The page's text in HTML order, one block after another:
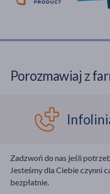
Porozmawiaj z
Zadzwoń do nas jeśli
Jesteśmy dla Ciebie czynni
bezpłatnie.